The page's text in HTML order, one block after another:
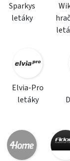
Sparkys
letáky
Elvia-Pro
letáky